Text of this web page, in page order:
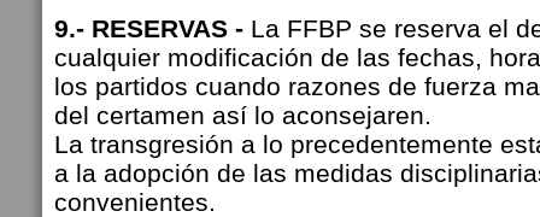
9.- RESERVAS - La FFBP se reserva el
cualquier modificación de las fechas,
los partidos cuando razones de fuerza
del certamen así lo aconsejaren.
La transgresión a lo precedentemente
a la adopción de las medidas
convenientes.